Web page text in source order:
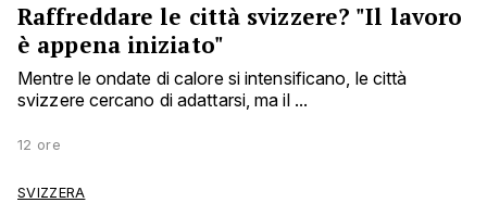
Raffreddare le città svizzere? "Il lavoro
è appena iniziato"
Mentre le ondate di calore si intensificano, le città
svizzere cercano di adattarsi, ma il ...
12 ore
SVIZZERA